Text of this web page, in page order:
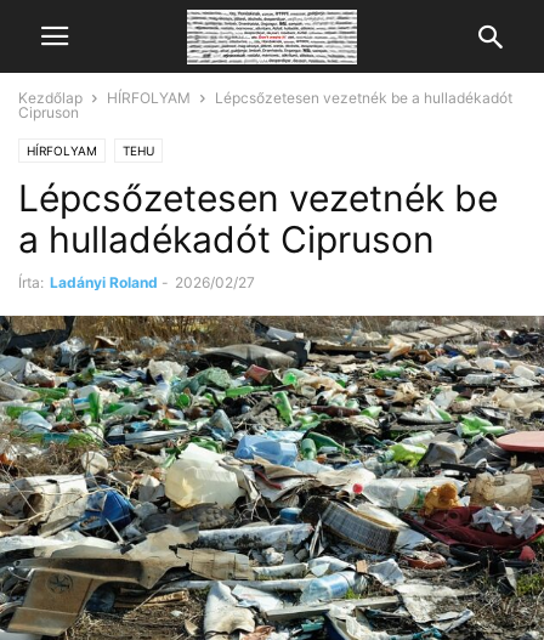
Kezdőlap HÍRFOLYAM
Lépcsőzetesen vezetnék be a hulladékadót
Cipruson
HÍRFOLYAM TEHU
Lépcsőzetesen vezetnék be
a hulladékadót Cipruson
Írta: Ladányi Roland - 2026/02/27